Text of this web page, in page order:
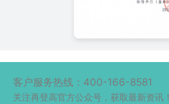
客户服务热线：400-166-8581
关注再登高官方公众号，获取最新资讯！